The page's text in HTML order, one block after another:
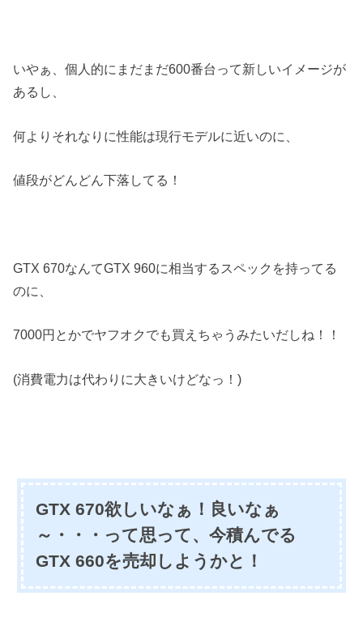
いやぁ、個人的にまだまだ600番台って新しいイメージが
あるし、
何よりそれなりに性能は現行モデルに近いのに、
値段がどんどん下落してる！
GTX 670なんてGTX 960に相当するスペックを持ってる
のに、
7000円とかでヤフオクでも買えちゃうみたいだしね！！
(消費電力は代わりに大きいけどなっ！)
GTX 670欲しいなぁ！良いなぁ
～・・・って思って、今積んでる
GTX 660を売却しようかと！